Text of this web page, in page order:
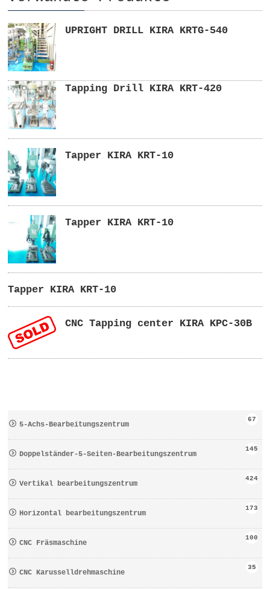
UPRIGHT DRILL KIRA KRTG-540
Tapping Drill KIRA KRT-420
Tapper KIRA KRT-10
Tapper KIRA KRT-10
Tapper KIRA KRT-10
CNC Tapping center KIRA KPC-30B
5-Achs-Bearbeitungszentrum
67
Doppelständer-5-Seiten-Bearbeitungszentrum
145
Vertikal bearbeitungszentrum
424
Horizontal bearbeitungszentrum
173
CNC Fräsmaschine
100
CNC Karusselldrehmaschine
35